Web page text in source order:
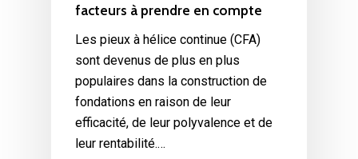
facteurs à prendre en compte
Les pieux à hélice continue (CFA)
sont devenus de plus en plus
populaires dans la construction de
fondations en raison de leur
efficacité, de leur polyvalence et de
leur rentabilité.…